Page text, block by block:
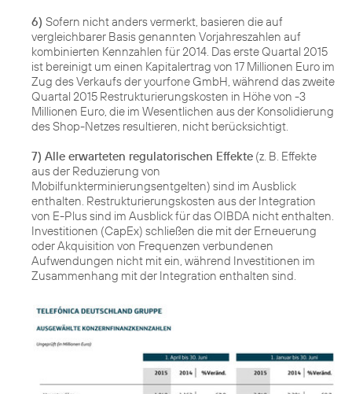
6) Sofern nicht anders vermerkt, basieren die auf
vergleichbarer Basis genannten Vorjahreszahlen auf
kombinierten Kennzahlen für 2014. Das erste Quartal 2015
ist bereinigt um einen Kapitalertrag von 17 Millionen Euro im
Zug des Verkaufs der yourfone GmbH, während das zweite
Quartal 2015 Restrukturierungskosten in Höhe von -3
Millionen Euro, die im Wesentlichen aus der Konsolidierung
des Shop-Netzes resultieren, nicht berücksichtigt.
7) Alle erwarteten regulatorischen Effekte (z. B. Effekte
aus der Reduzierung von
Mobilfunkterminierungsentgelten) sind im Ausblick
enthalten. Restrukturierungskosten aus der Integration
von E-Plus sind im Ausblick für das OIBDA nicht enthalten.
Investitionen (CapEx) schließen die mit der Erneuerung
oder Akquisition von Frequenzen verbundenen
Aufwendungen nicht mit ein, während Investitionen im
Zusammenhang mit der Integration enthalten sind.